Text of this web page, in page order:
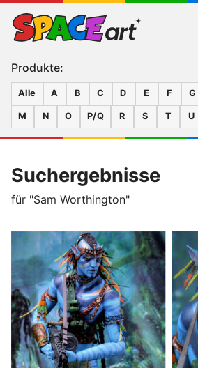
Produkte:
Alle A B C D E F G
M N O P/Q R S T U
Suchergebnisse
für "Sam Worthington"